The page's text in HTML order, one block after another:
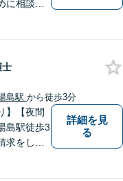
に相談す
士に相
かわから
ひご相談
士
島駅 から徒歩3分
】【夜間
島駅徒歩3
をした
詳細を見
る